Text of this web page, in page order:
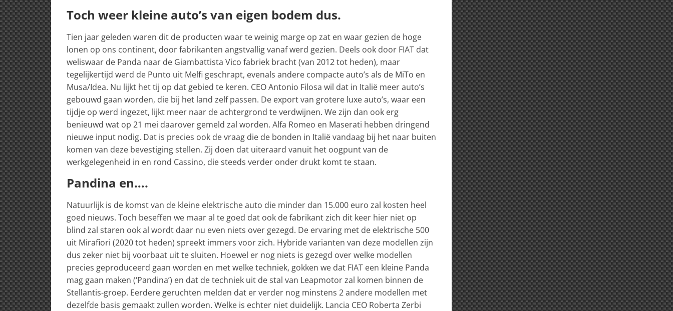
Toch weer kleine auto’s van eigen bodem dus.
Tien jaar geleden waren dit de producten waar te weinig marge op zat en waar gezien de hoge
lonen op ons continent, door fabrikanten angstvallig vanaf werd gezien. Deels ook door FIAT dat
weliswaar de Panda naar de Giambattista Vico fabriek bracht (van 2012 tot heden), maar
tegelijkertijd werd de Punto uit Melfi geschrapt, evenals andere compacte auto’s als de MiTo en
Musa/Idea. Nu lijkt het tij op dat gebied te keren. CEO Antonio Filosa wil dat in Italië meer auto’s
gebouwd gaan worden, die bij het land zelf passen. De export van grotere luxe auto’s, waar een
tijdje op werd ingezet, lijkt meer naar de achtergrond te verdwijnen. We zijn dan ook erg
benieuwd wat op 21 mei daarover gemeld zal worden. Alfa Romeo en Maserati hebben dringend
nieuwe input nodig. Dat is precies ook de vraag die de bonden in Italië vandaag bij het naar buiten
komen van deze bevestiging stellen. Zij doen dat uiteraard vanuit het oogpunt van de
werkgelegenheid in en rond Cassino, die steeds verder onder drukt komt te staan.
Pandina en….
Natuurlijk is de komst van de kleine elektrische auto die minder dan 15.000 euro zal kosten heel
goed nieuws. Toch beseffen we maar al te goed dat ook de fabrikant zich dit keer hier niet op
blind zal staren ook al wordt daar nu even niets over gezegd. De ervaring met de elektrische 500
uit Mirafiori (2020 tot heden) spreekt immers voor zich. Hybride varianten van deze modellen zijn
dus zeker niet bij voorbaat uit te sluiten. Hoewel er nog niets is gezegd over welke modellen
precies geproduceerd gaan worden en met welke techniek, gokken we dat FIAT een kleine Panda
mag gaan maken (‘Pandina’) en dat de techniek uit de stal van Leapmotor zal komen binnen de
Stellantis-groep. Eerdere geruchten melden dat er verder nog minstens 2 andere modellen met
dezelfde basis gemaakt zullen worden. Welke is echter niet duidelijk. Lancia CEO Roberta Zerbi